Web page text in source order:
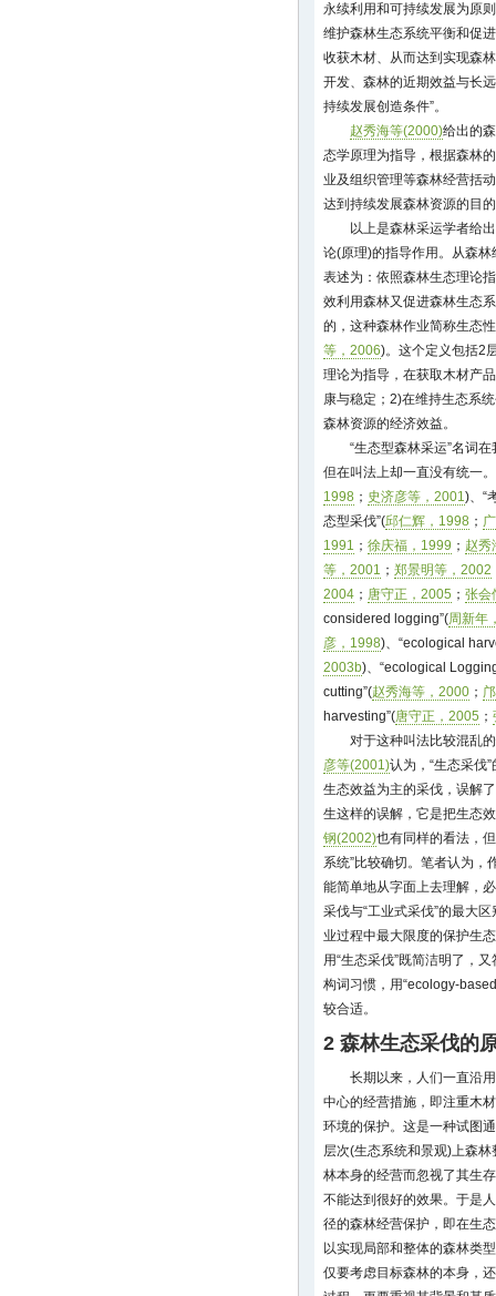
永续利用和可持续发展为原
维护森林生态系统平衡和促
收获木材、从而达到实现森
开发、森林的近期效益与长
持续发展创造条件”。
赵秀海等(2000)给出的
态学原理为指导，根据森林
业及组织管理等森林经营括
达到持续发展森林资源的目的
以上是森林采运学者给
论(原理)的指导作用。从森
表述为：依照森林生态理论
效利用森林又促进森林生态
的，这种森林作业简称生态
等，2006)。这个定义包括2
理论为指导，在获取木材产
康与稳定；2)在维持生态系
森林资源的经济效益。
“生态型森林采运”名词
但在叫法上却一直没有统一
1998 ； 史济彦等，2001)、“
态型采伐”(邱仁辉，1998 ；
1991 ； 徐庆福，1999 ； 赵秀
等，2001 ； 郑景明等，2002
2004 ； 唐守正，2005 ； 张会
considered logging”(周新年
彦，1998)、“ecological
2003b)、“ecological
cutting”(赵秀海等，2000 ；
harvesting”(唐守正，2005 ；
对于这种叫法比较混乱
彦等(2001)认为，“生态采伐
生态效益为主的采伐，误解
生这样的误解，它是把生态
钢(2002)也有同样的看法，
系统”比较确切。笔者认为，
能简单地从字面上去理解，
采伐与“工业式采伐”的最大
业过程中最大限度的保护生
用“生态采伐”既简洁明了，
构词习惯，用“ecology-
较合适。
2 森林生态采伐的
长期以来，人们一直沿
中心的经营措施，即注重木
环境的保护。这是一种试图
层次(生态系统和景观)上森
林本身的经营而忽视了其生
不能达到很好的效果。于是
径的森林经营保护，即在生
以实现局部和整体的森林类
仅要考虑目标森林的本身，